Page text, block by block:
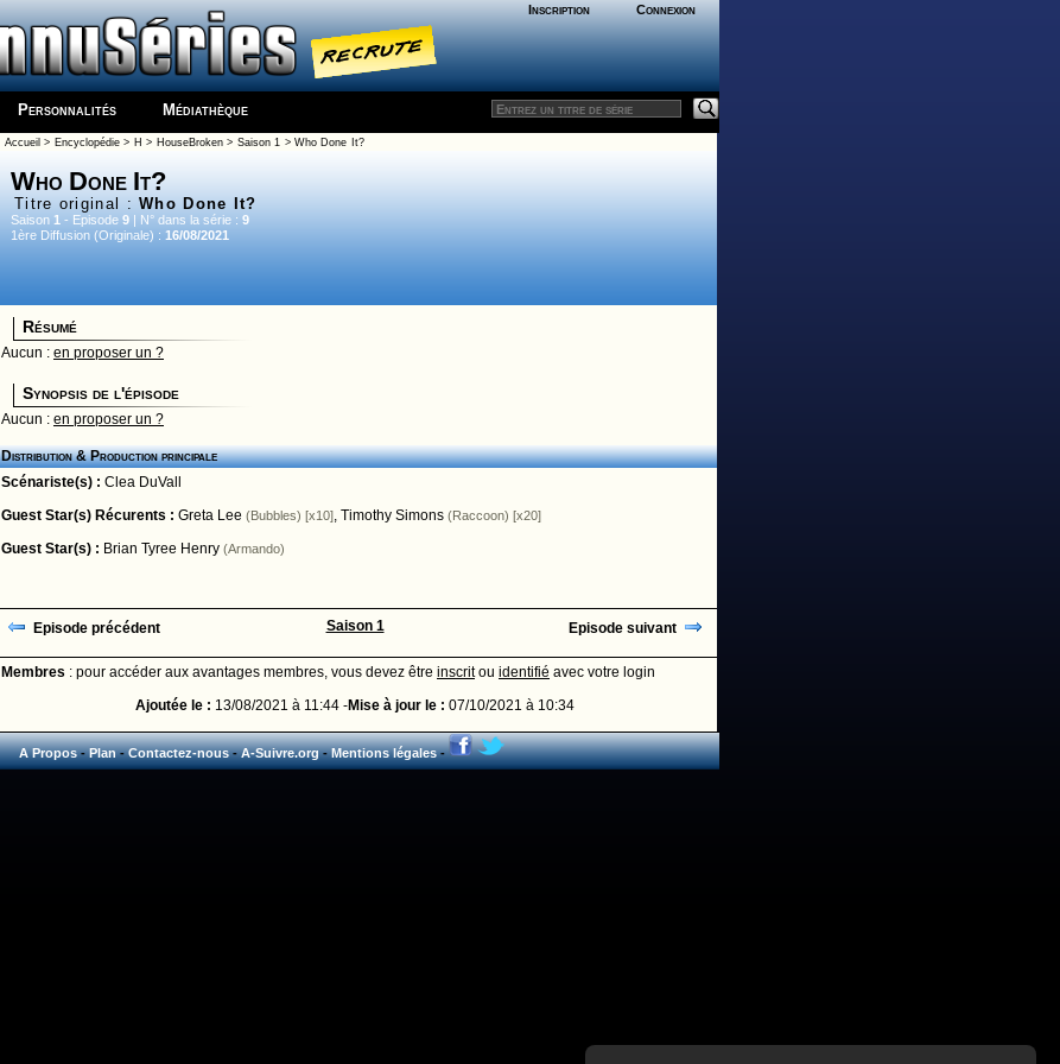
Inscription Connexion
Personnalités Médiathèque
Accueil > Encyclopédie> H > HouseBroken> Saison 1 > Who Done It?
Who Done It?
Titre original :Who Done It?
Saison 1 - Episode 9 | N° dans la série : 9
1ère Diffusion (Originale) : 16/08/2021
Résumé
Aucun : en proposer un ?
Synopsis de l'épisode
Aucun : en proposer un ?
Distribution & Production principale
Scénariste(s) : Clea DuVall
Guest Star(s) Récurents : Greta Lee (Bubbles) [x10], Timothy Simons (Raccoon) [x20]
Guest Star(s) : Brian Tyree Henry (Armando)
Episode précédent Saison 1 Episode suivant
Membres : pour accéder aux avantages membres, vous devez être inscritou identifié avec votre login
Ajoutée le : 13/08/2021 à 11:44 -Mise à jour le : 07/10/2021 à 10:34
A Propos-Plan-Contactez-nous-A-Suivre.org-Mentions légales-